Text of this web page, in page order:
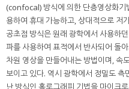
(confocal) 방식에 의한 단층영상화
용하여 휴대 가능하고, 상대적으로 저
공초점 방식은 원래 광학에서 사용하
파를 사용하여 표적에서 반사되어 돌
차원 영상을 만들어내는 방법이며, 속
보이고 있다. 역시 광학에서 정밀도
난 방식인 홀로그래피 기법을 마이크